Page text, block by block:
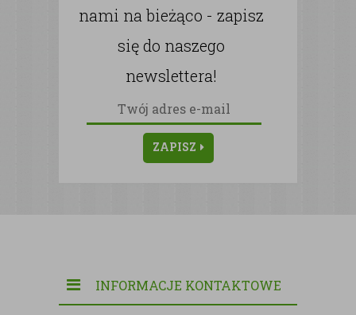
nami na bieżąco - zapisz
się do naszego
newslettera!
ZAPISZ
INFORMACJE KONTAKTOWE